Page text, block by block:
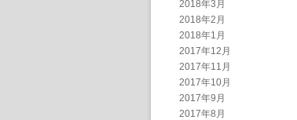
2018年3月
2018年2月
2018年1月
2017年12月
2017年11月
2017年10月
2017年9月
2017年8月